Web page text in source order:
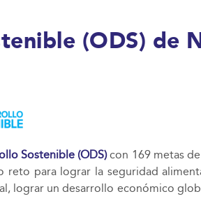
(ODS) de
Sostenible (ODS)con 169 metas
para lograr la seguridad
lograr un desarrollo económico